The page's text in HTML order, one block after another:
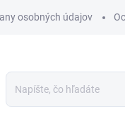
osobných údajov